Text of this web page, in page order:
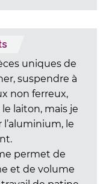
uniques de
suspendre à
non ferreux,
laiton, mais je
l’aluminium, le
permet de
et de volume